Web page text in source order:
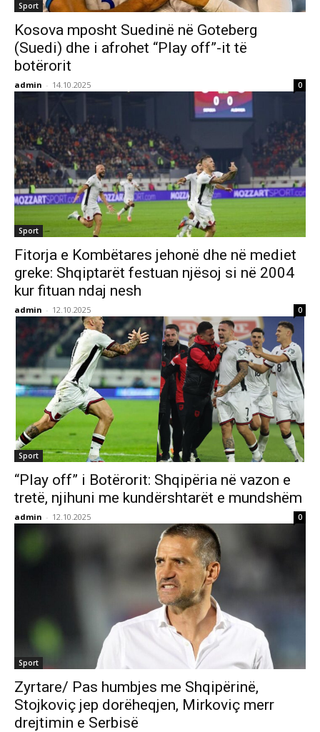
Sport
Kosova mposht Suedinë në Goteberg
(Suedi) dhe i afrohet “Play off”-it të
botërorit
admin - 14.10.2025 0
Sport
Fitorja e Kombëtares jehonë dhe në mediet
greke: Shqiptarët festuan njësoj si në 2004
kur fituan ndaj nesh
admin - 12.10.2025 0
Sport
“Play off” i Botërorit: Shqipëria në vazon e
tretë, njihuni me kundërshtarët e mundshëm
admin - 12.10.2025 0
Sport
Zyrtare/ Pas humbjes me Shqipërinë,
Stojkoviç jep dorëheqjen, Mirkoviç merr
drejtimin e Serbisë